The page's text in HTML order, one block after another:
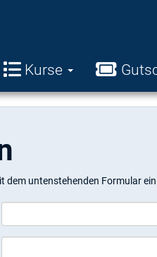
Kurse
dem untenstehenden Formular